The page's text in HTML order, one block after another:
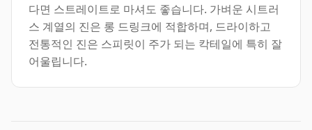
다면 스트레이트로 마셔도 좋습니다. 가벼운 시트러
스 계열의 진은 롱 드링크에 적합하며, 드라이하고
전통적인 진은 스피릿이 주가 되는 칵테일에 특히 잘
어울립니다.